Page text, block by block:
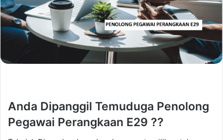
Anda Dipanggil Temuduga Penolong
Pegawai Perangkaan E29 ??